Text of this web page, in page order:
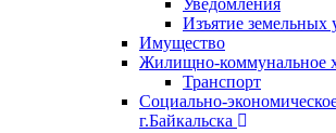
Изъятие земельных
Имущество
Жилищно-коммунальное
Транспорт
Социально-
г.Байкальска